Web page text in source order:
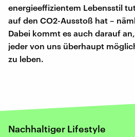
energieeffizientem Lebensstil
auf den CO2-Ausstoß hat –
Dabei kommt es auch darauf
jeder von uns überhaupt
zu leben.
Nachhaltiger Lifestyle